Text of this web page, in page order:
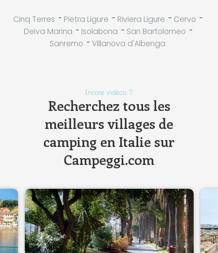
Cinq Terres - Pietra Ligure - Riviera Ligure - Cervo -
Deiva Marina - Isolabona - San Bartolomeo -
Sanremo - Villanova d'Albenga
Encore indécis ?
Recherchez tous les
meilleurs villages de
camping en Italie sur
Campeggi.com